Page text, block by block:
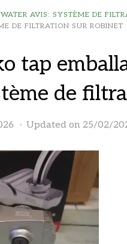
AVIS: SYSTÈME DE
DE FILTRATION SUR ROBINET
tap
de
Updated on 25/02/